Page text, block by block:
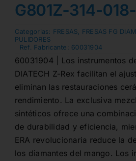
G801Z-314-
Categorias: FRESAS FRESAS FG
PULIDORES
Ref. Fabricante: 60031904
60031904 | Los instrumentos
DIATECH Z-Rex facilitan el
eliminan las restauraciones
rendimiento. La exclusiva
sintéticos ofrece una
de durabilidad y eficiencia,
ERA revolucionaria reduce la
los diamantes del mango. Los